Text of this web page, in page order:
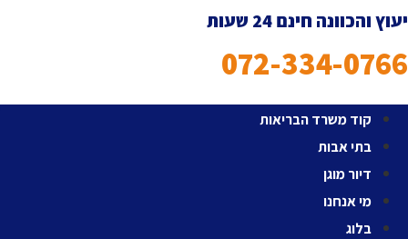
יעוץ והכוונה חינם 24 שעות
072-334-0766
קוד משרד הבריאות
בתי אבות
דיור מוגן
מי אנחנו
בלוג